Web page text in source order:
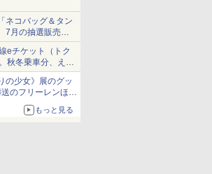
ネコバッグ＆タン
7月の抽選販売の
eチケット（トク
秋冬乗車分、えき
の少女》展のグッ
のフリーレンほ
もっと見る